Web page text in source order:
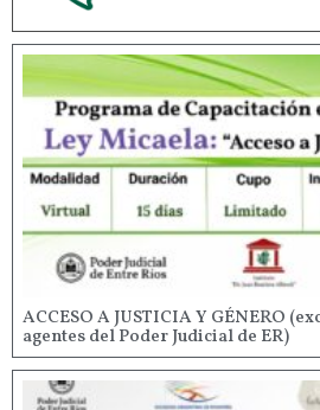
ACCESO A JUSTICIA Y GÉNERO
agentes del Poder Judicial de ER)